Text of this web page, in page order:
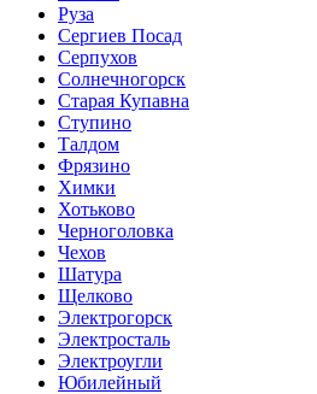
Руза
Сергиев Посад
Серпухов
Солнечногорск
Старая Купавна
Ступино
Талдом
Фрязино
Химки
Хотьково
Черноголовка
Чехов
Шатура
Щелково
Электрогорск
Электросталь
Электроугли
Юбилейный